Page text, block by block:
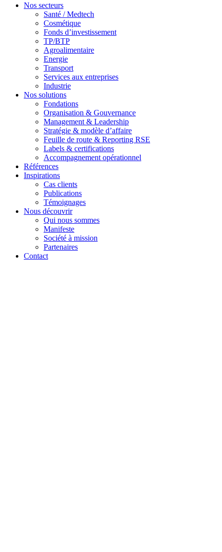
Nos secteurs
Santé / Medtech
Cosmétique
Fonds d’investissement
TP/BTP
Agroalimentaire
Energie
Transport
Services aux entreprises
Industrie
Nos solutions
Fondations
Organisation & Gouvernance
Management & Leadership
Stratégie & modèle d’affaire
Feuille de route & Reporting RSE
Labels & certifications
Accompagnement opérationnel
Références
Inspirations
Cas clients
Publications
Témoignages
Nous découvrir
Qui nous sommes
Manifeste
Société à mission
Partenaires
Contact